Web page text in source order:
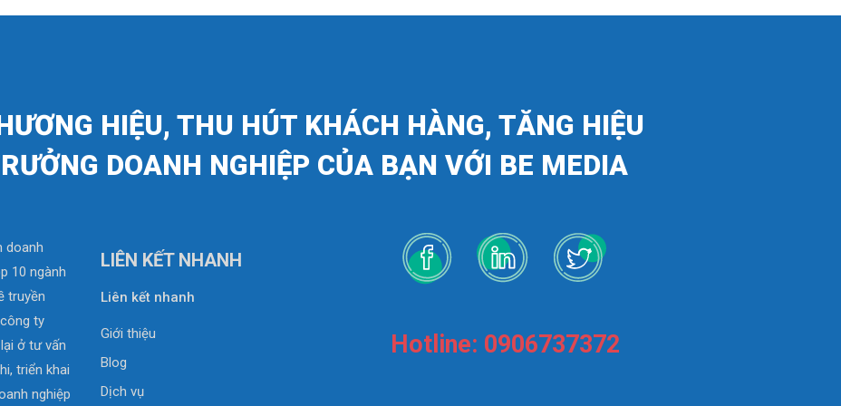
HIỆU, THU HÚT KHÁCH HÀNG, TĂNG HIỆU
DOANH NGHIỆP CỦA BẠN VỚI BE MEDIA
doanh
10 ngành
truyền
ty
ở tư vấn
triển khai
nghiệp
LIÊN KẾT NHANH
Liên kết nhanh
Giới thiệu
Blog
Dịch vụ
Hotline: 0906737372